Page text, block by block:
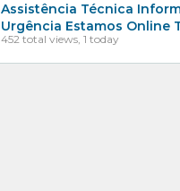
Assistência Técnica
Urgência Estamos Online
452 total views, 1 today